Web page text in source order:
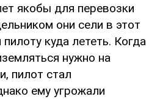
якобы для перевозки
они сели в этот
куда лететь. Когда
нужно на
пилот стал
ему угрожали